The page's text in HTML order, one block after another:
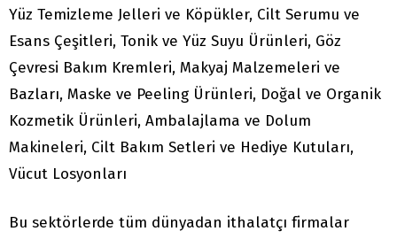
Yüz Temizleme Jelleri ve Köpükler, Cilt Serumu ve
Esans Çeşitleri, Tonik ve Yüz Suyu Ürünleri, Göz
Çevresi Bakım Kremleri, Makyaj Malzemeleri ve
Bazları, Maske ve Peeling Ürünleri, Doğal ve Organik
Kozmetik Ürünleri, Ambalajlama ve Dolum
Makineleri, Cilt Bakım Setleri ve Hediye Kutuları,
Vücut Losyonları
Bu sektörlerde tüm dünyadan ithalatçı firmalar